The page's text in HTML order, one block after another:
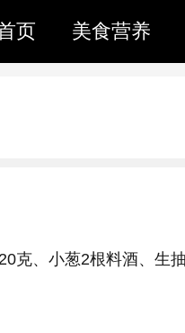
页 美食营养
克、小葱2根料酒、生